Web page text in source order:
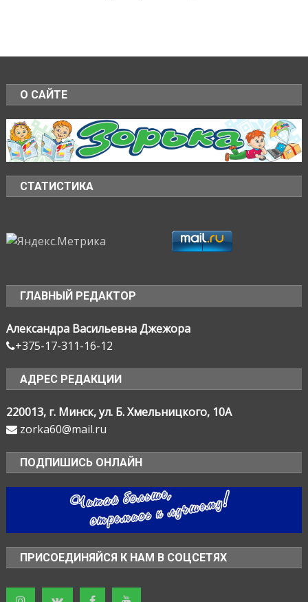
О САЙТЕ
СТАТИСТИКА
ГЛАВНЫЙ РЕДАКТОР
Александра Васильевна Джежора
+375-17-311-16-12
АДРЕС РЕДАКЦИИ
220013, г. Минск, ул. Б. Хмельницкого, 10А
zorka60@mail.ru
ПОДПИШИСЬ ОНЛАЙН
ПРИСОЕДИНЯЙСЯ К НАМ В СОЦСЕТЯХ